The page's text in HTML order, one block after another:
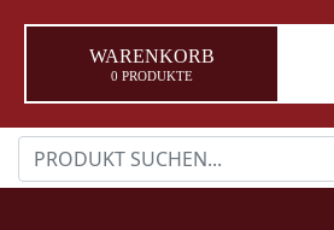
WARENKORB
0 PRODUKTE